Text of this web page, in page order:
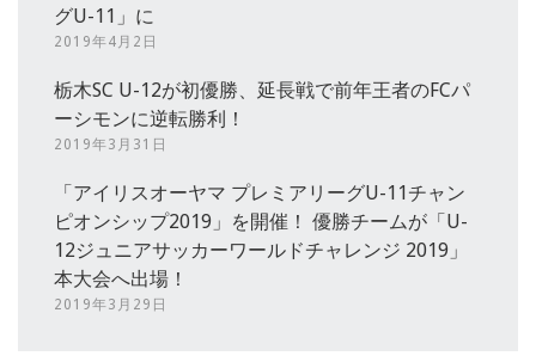
グU-11」に
2019年4月2日
栃木SC U-12が初優勝、延長戦で前年王者のFCパ
ーシモンに逆転勝利！
2019年3月31日
「アイリスオーヤマ プレミアリーグU-11チャン
ピオンシップ2019」を開催！ 優勝チームが「U-
12ジュニアサッカーワールドチャレンジ 2019」
本大会へ出場！
2019年3月29日